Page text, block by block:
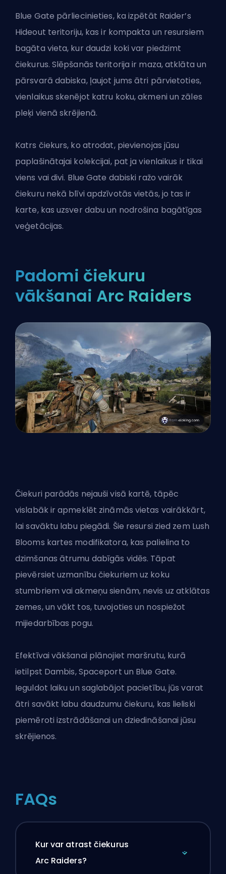
Blue Gate pārliecinieties, ka izpētāt Raider’s
Hideout teritoriju, kas ir kompakta un resursiem
bagāta vieta, kur daudzi koki var piedzimt
čiekurus. Slēpšanās teritorija ir maza, atklāta un
pārsvarā dabiska, ļaujot jums ātri pārvietoties,
vienlaikus skenējot katru koku, akmeni un zāles
pleķi vienā skrējienā.
Katrs čiekurs, ko atrodat, pievienojas jūsu
paplašinātajai kolekcijai, pat ja vienlaikus ir tikai
viens vai divi. Blue Gate dabiski ražo vairāk
čiekuru nekā blīvi apdzīvotās vietās, jo tas ir
karte, kas uzsver dabu un nodrošina bagātīgas
veģetācijas.
Padomi čiekuru
vākšanai Arc Raiders
Čiekuri parādās nejauši visā kartē, tāpēc
vislabāk ir apmeklēt zināmās vietas vairākkārt,
lai savāktu labu piegādi. Šie resursi zied zem Lush
Blooms kartes modifikatora, kas palielina to
dzimšanas ātrumu dabīgās vidēs. Tāpat
pievērsiet uzmanību čiekuriem uz koku
stumbriem vai akmeņu sienām, nevis uz atklātas
zemes, un vākt tos, tuvojoties un nospiežot
mijiedarbības pogu.
Efektīvai vākšanai plānojiet maršrutu, kurā
ietilpst Dambis, Spaceport un Blue Gate.
Ieguldot laiku un saglabājot pacietību, jūs varat
ātri savākt labu daudzumu čiekuru, kas lieliski
piemēroti izstrādāšanai un dziedināšanai jūsu
skrējienos.
FAQs
Kur var atrast čiekurus
Arc Raiders?